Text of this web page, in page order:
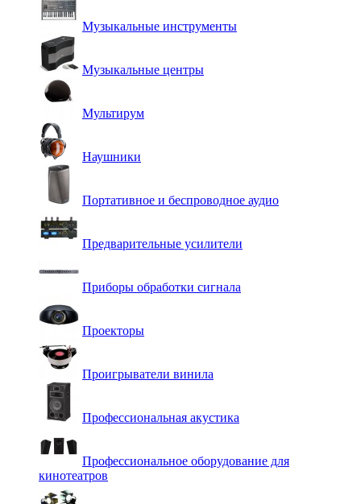
Музыкальные инструменты
Музыкальные центры
Мультирум
Наушники
Портативное и беспроводное аудио
Предварительные усилители
Приборы обработки сигнала
Проекторы
Проигрыватели винила
Профессиональная акустика
Профессиональное оборудование для
кинотеатров